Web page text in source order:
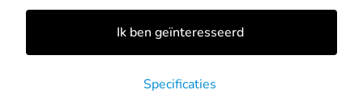
Ik ben geïnteresseerd
Specificaties